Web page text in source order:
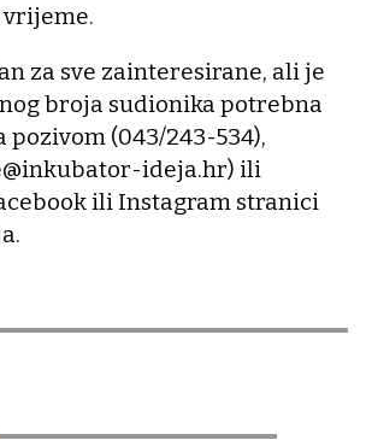
za sve zainteresirane, ali je
broja sudionika potrebna
pozivom (043/243-534),
ideja.hr) ili
ili Instagram stranici